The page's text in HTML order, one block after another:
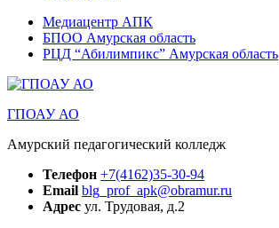
Медиацентр АПК
БПОО Амурская область
РЦД “Абилимпикс” Амурская область
ГПОАУ АО
Амурский педагогический колледж
Телефон +7(4162)35-30-94
Email blg_prof_apk@obramur.ru
Адрес ул. Трудовая, д.2